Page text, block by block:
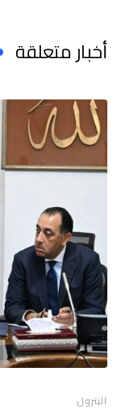
أخبار متعلقة
البترول